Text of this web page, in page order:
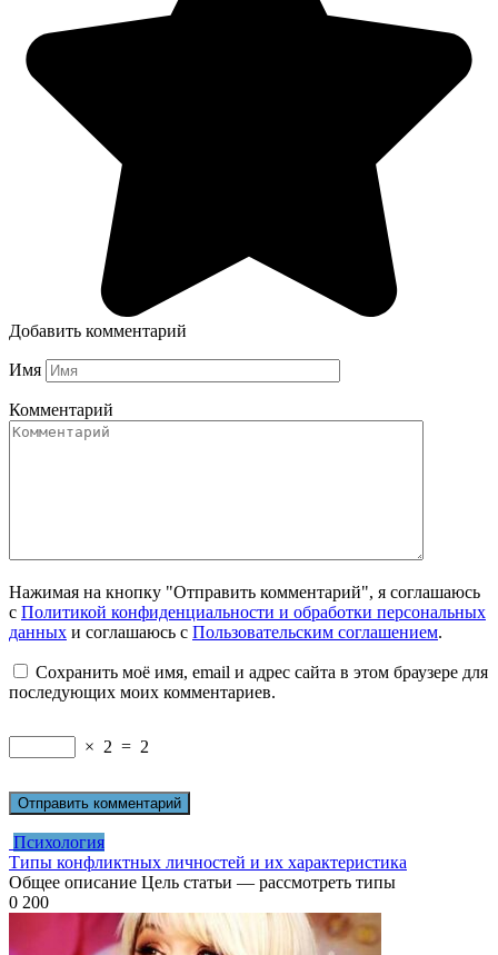
Добавить комментарий
Имя
Комментарий
Нажимая на кнопку "Отправить комментарий", я соглашаюсь
с Политикой конфиденциальности и обработки персональных
данных и соглашаюсь с Пользовательским соглашением.
Сохранить моё имя, email и адрес сайта в этом браузере для
последующих моих комментариев.
× 2 = 2
Психология
Типы конфликтных личностей и их характеристика
Общее описание Цель статьи — рассмотреть типы
0 200